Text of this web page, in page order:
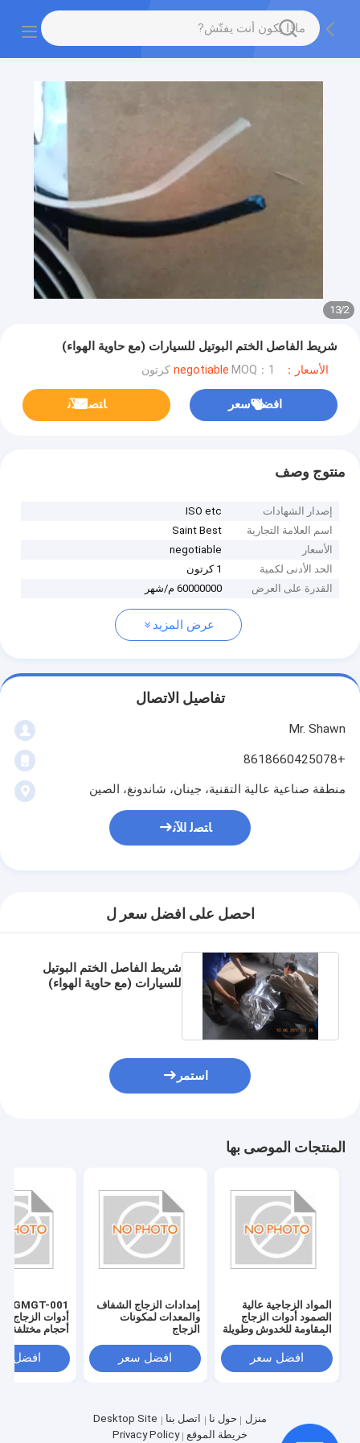
2
/
13
شريط الفاصل الختم البوتيل للسيارات (مع حاوية الهواء)
الأسعار：negotiable MOQ：1 كرتون
افضل سعر ﺎﺘﺼﻟ ﺍﻶﻧ
منتوج وصف
إصدار الشهادات
ISO etc
اسم العلامة التجارية
Saint Best
الأسعار
negotiable
الحد الأدنى لكمية
1 كرتون
القدرة على العرض
60000000 م/شهر
عرض المزيد
تفاصيل الاتصال
Mr. Shawn
+8618660425078
منطقة صناعية عالية التقنية، جينان، شاندونغ، الصين
ﺎﺘﺼﻟ ﺍﻶﻧ
احصل على افضل سعر ل
شريط الفاصل الختم البوتيل
للسيارات (مع حاوية الهواء)
استمر
المنتجات الموصى بها
المواد الزجاجية عالية
الصمود أدوات الزجاج
المقاومة للخدوش وطويلة
افضل سعر
إمدادات الزجاج الشفاف
والمعدات لمكونات
الزجاج
افضل سعر
أدوات الزجاج
أحجام مختلفة
افضل
منزل حول نا اتصل بنا
Desktop Site
خريطة الموقع
Privacy Policy